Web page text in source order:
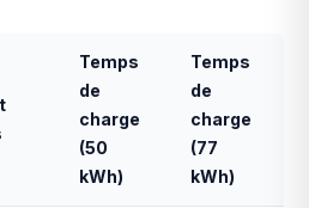
Temps
de
charge
(50
kWh)
Temps
de
charge
(77
kWh)